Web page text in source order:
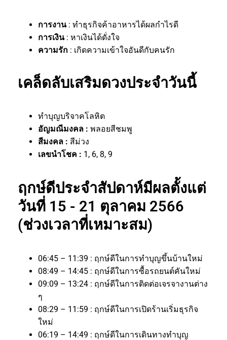
การงาน : ทำธุรกิจค้าอาหารได้ผลกำไรดี
การเงิน : หาเงินได้ดั่งใจ
ความรัก : เกิดความเข้าใจอันดีกับคนรัก
เคล็ดลับเสริมดวงประจำวันนี้
ทำบุญบริจาคโลหิต
อัญมณีมงคล : พลอยสีชมพู
สีมงคล : สีม่วง
เลขนำโชค : 1, 6, 8, 9
ฤกษ์ดีประจำสัปดาห์มีผลตั้งแต่
วันที่ 15 - 21 ตุลาคม 2566
(ช่วงเวลาที่เหมาะสม)
06:45 – 11:39 : ฤกษ์ดีในการทำบุญขึ้นบ้านใหม่
08:49 – 14:45 : ฤกษ์ดีในการซื้อรถยนต์คันใหม่
09:09 – 13:24 : ฤกษ์ดีในการติดต่อเจรจางานต่าง
ๆ
08:29 – 11:59 : ฤกษ์ดีในการเปิดร้านเริ่มธุรกิจ
ใหม่
06:19 – 14:49 : ฤกษ์ดีในการเดินทางทำบุญ